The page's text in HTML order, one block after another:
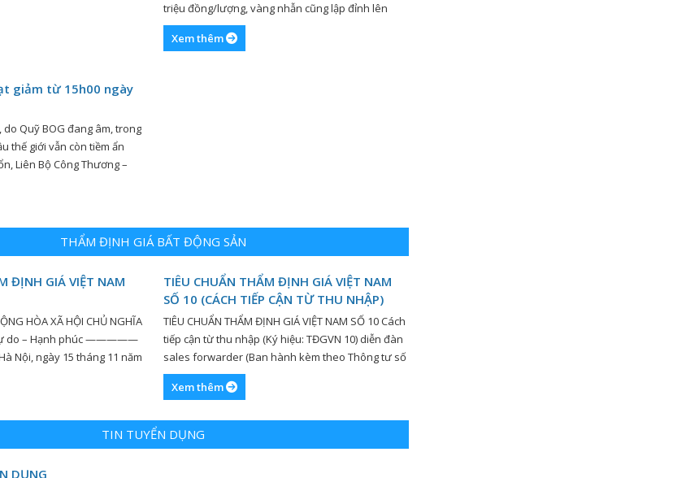
triệu đồng/lượng, vàng nhẫn cũng lập đỉnh lên
mốc 64 triệu đồng/lượng. Thế nhưng, sau khi Ngân
hàng Nhà nước ra thông điệp xem xét lại việc độc
Xem thêm
giảm từ 15h00 ngày
Quỹ BOG đang âm, trong
thế giới vẫn còn tiềm ẩn
Liên Bộ Công Thương –
chỉnh linh hoạt công cụ
giá xăng dầu trong nước
THẨM ĐỊNH GIÁ BẤT ĐỘNG SẢN
ĐỊNH GIÁ VIỆT NAM
HÒA XÃ HỘI CHỦ NGHĨA
do – Hạnh phúc —————
Nội, ngày 15 tháng 11 năm
TIÊU CHUẨN THẨM
12 Căn cứ Luật Giá số
TIÊU CHUẨN THẨM ĐỊNH GIÁ VIỆT NAM
SỐ 10 (CÁCH TIẾP CẬN TỪ THU NHẬP)
TIÊU CHUẨN THẨM ĐỊNH GIÁ VIỆT NAM SỐ 10 Cách
tiếp cận từ thu nhập (Ký hiệu: TĐGVN 10) diễn đàn
sales forwarder (Ban hành kèm theo Thông tư số
126/2015/TT-BTC ngày 20/8/2015 của Bộ Tài chính)
I. QUY ĐỊNH CHUNG 1. Phạm vi điều chỉnh: Tiêu
Xem thêm
TIN TUYỂN DỤNG
DỤNG